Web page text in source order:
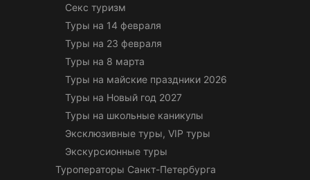
Секс туризм
Туры на 14 февраля
Туры на 23 февраля
Туры на 8 марта
Туры на майские праздники 2026
Туры на Новый год 2027
Туры на школьные каникулы
Эксклюзивные туры, VIP туры
Экскурсионные туры
Туроператоры Санкт-Петербурга